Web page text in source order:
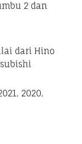
2 dan
dari Hino
2020,